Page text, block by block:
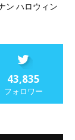
ン ハロウィン
43,835
フォロワー